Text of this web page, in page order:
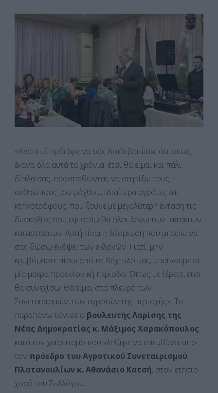
«Αγαπητέ πρόεδρε να σας διαβεβαιώσω ότι όπως
έκανα όλα αυτά τα χρόνια, έτσι θα είμαι και πάλι
δίπλα σας, προσπαθώντας να στηρίξω τους
ανθρώπους του μόχθου, ιδιαίτερα αγρότες και
κτηνοτρόφους, που ζούνε με μεγαλύτερη ένταση τις
δυσκολίες που υφιστάμεθα όλοι λόγω των εκτάκτων
καταστάσεων. Αυτή είναι η δέσμευση που μπορώ να
σας δώσω ενόψει των εκλογών. Γιατί, μην
κρυβόμαστε πίσω από το δάχτυλό μας, μπαίνουμε σε
μία μακρά προεκλογική περίοδο. Όπως με ξέρετε, έτσι
θα συνεχίσω. Θα είμαι στο πλευρό των
Συνεταιρισμών, των αγροτών της περιοχής». Τα
παραπάνω τόνισε ο βουλευτής Λαρίσης της
Νέας Δημοκρατίας κ. Μάξιμος Χαρακόπουλος
κατά τον χαιρετισμό που κλήθηκε να απευθύνει από
τον πρόεδρο του Αγροτικού Συνεταιρισμού
Πλατανουλίων κ. Αθανάσιο Κατσή, στον ετήσιο
χορό του Συλλόγου.